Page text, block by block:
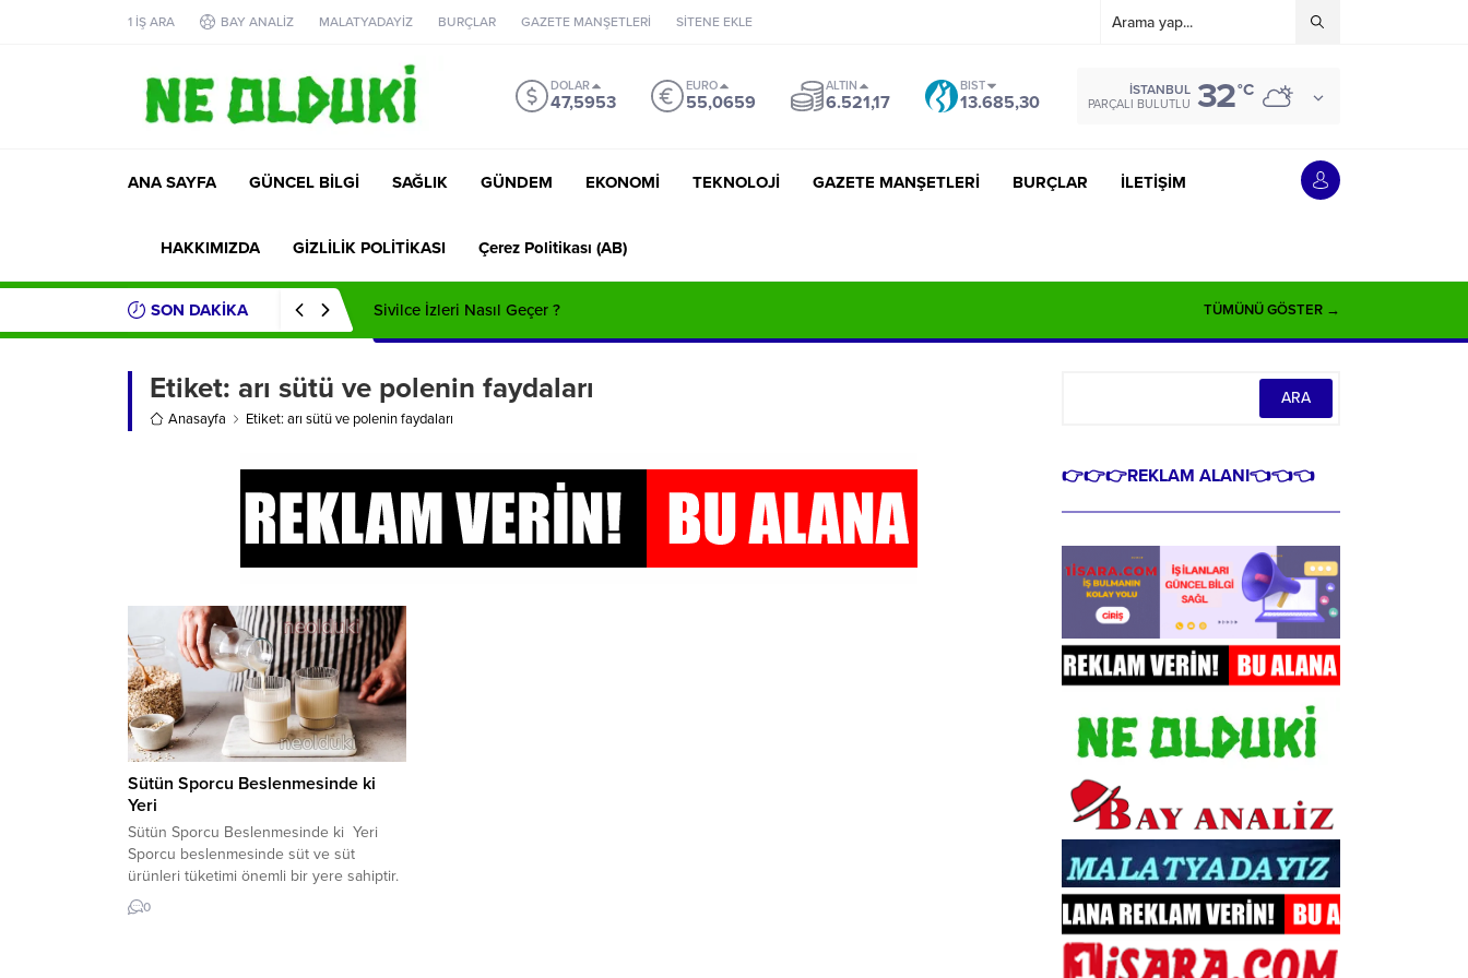
1 İŞ ARA BAY ANALİZ MALATYADAYİZ BURÇLAR GAZETE MANŞETLERİ SİTENE EKLE
DOLAR
47,5953
EURO
55,0659
ALTIN
6.521,17
BIST
13.685,30
İSTANBUL
PARÇALI BULUTLU 32°C
ANA SAYFA GÜNCEL BİLGİ SAĞLIK GÜNDEM EKONOMİ TEKNOLOJİ GAZETE MANŞETLERİ BURÇLAR İLETİŞİM
HAKKIMIZDA GİZLİLİK POLİTİKASI Çerez Politikası (AB)
SON DAKİKA Sivilce İzleri Nasıl Geçer ? TÜMÜNÜ GÖSTER →
Etiket: arı sütü ve polenin faydaları
Anasayfa Etiket: arı sütü ve polenin faydaları
Sütün Sporcu Beslenmesinde ki
Yeri
Sütün Sporcu Beslenmesinde ki Yeri
Sporcu beslenmesinde süt ve süt
ürünleri tüketimi önemli bir yere sahiptir.
Bu ürünler egzersiz öncesi, sırası ve
sonrasında alınabilir. Sporcular İçin Sütün
0
👉👉👉REKLAM ALANI👈👈👈